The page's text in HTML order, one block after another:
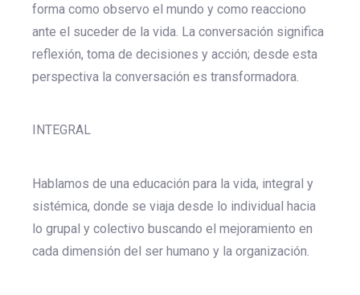
forma como observo el mundo y como reacciono
ante el suceder de la vida. La conversación significa
reflexión, toma de decisiones y acción; desde esta
perspectiva la conversación es transformadora.
INTEGRAL
Hablamos de una educación para la vida, integral y
sistémica, donde se viaja desde lo individual hacia
lo grupal y colectivo buscando el mejoramiento en
cada dimensión del ser humano y la organización.